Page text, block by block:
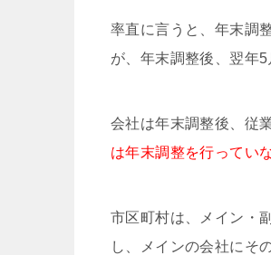
率直に言うと、年末調
が、年末調整後、翌年
会社は年末調整後、従
は年末調整を行ってい
市区町村は、メイン・
し、メインの会社にそ